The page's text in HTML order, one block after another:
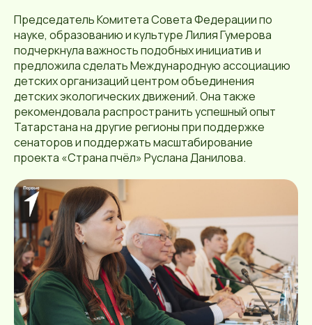
Председатель Комитета Совета Федерации по
науке, образованию и культуре Лилия Гумерова
подчеркнула важность подобных инициатив и
предложила сделать Международную ассоциацию
детских организаций центром объединения
детских экологических движений. Она также
рекомендовала распространить успешный опыт
Татарстана на другие регионы при поддержке
сенаторов и поддержать масштабирование
проекта «Страна пчёл» Руслана Данилова.